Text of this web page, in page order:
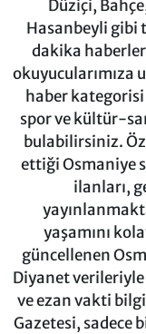
Düziçi,
Hasanbeyli gibi
dakika
okuyucularımıza
haber
spor ve kültür-
bulabilirsiniz.
ettiği Osmaniye
ilanları,
yaşamını
güncellenen
Diyanet
ve ezan vakti
Gazetesi, sadece